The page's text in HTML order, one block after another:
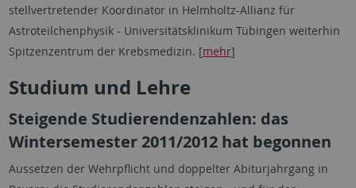
stellvertretender Koordinator in Helmholtz-Allianz für
Astroteilchenphysik - Universitätsklinikum Tübingen weiterhin
Spitzenzentrum der Krebsmedizin. [mehr]
Studium und Lehre
Steigende Studierendenzahlen: das
Wintersemester 2011/2012 hat begonnen
Aussetzen der Wehrpflicht und doppelter Abiturjahrgang in